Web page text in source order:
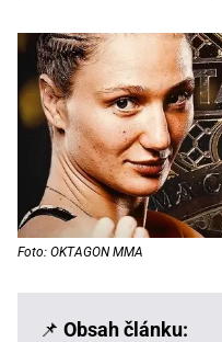
Foto: OKTAGON MMA
📌 Obsah článku: